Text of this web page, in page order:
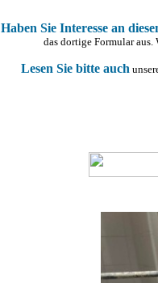
Haben Sie Interesse an
das dortige Formular
Lesen Sie bitte auch